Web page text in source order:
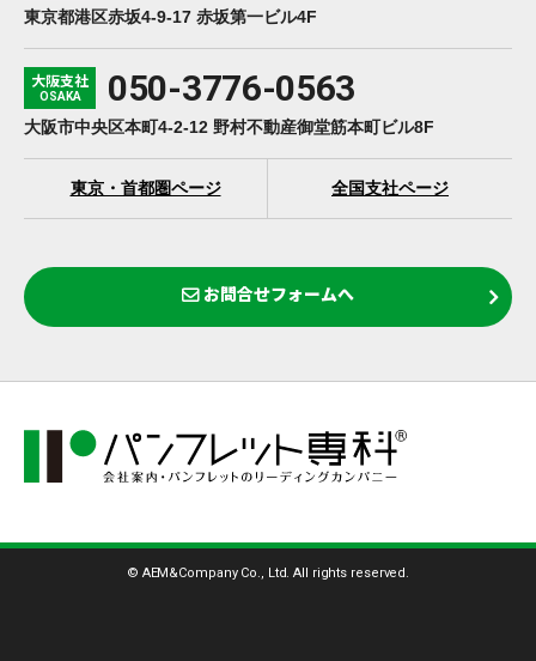
東京都港区赤坂4-9-17 赤坂第一ビル4F
大阪支社
OSAKA 050-3776-0563
大阪市中央区本町4-2-12 野村不動産御堂筋本町ビル8F
東京・首都圏ページ 全国支社ページ
お問合せフォームへ
© AEM&Company Co., Ltd. All rights reserved.